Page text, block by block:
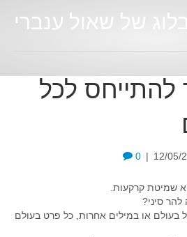
של שאול ענברי
לכל
12/05/
|
0
שמיטת קרקעות.
סיני?
או במילים אחרות, כל פרט בעולם